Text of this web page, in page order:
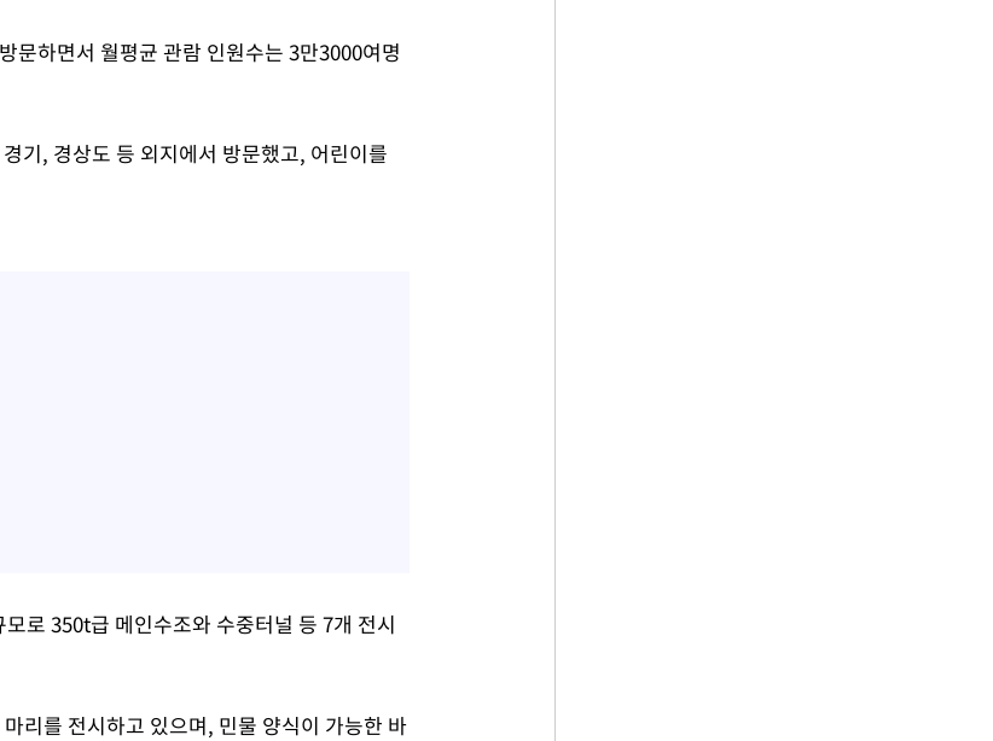
문하면서 월평균 관람 인원수는 3만3000여명
기, 경상도 등 외지에서 방문했고, 어린이를
로 350t급 메인수조와 수중터널 등 7개 전시
리를 전시하고 있으며, 민물 양식이 가능한 바